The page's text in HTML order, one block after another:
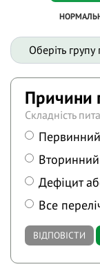
Причини
Складність
Вторинний
Дефіцит
Все
ВІДПОВІСТИ